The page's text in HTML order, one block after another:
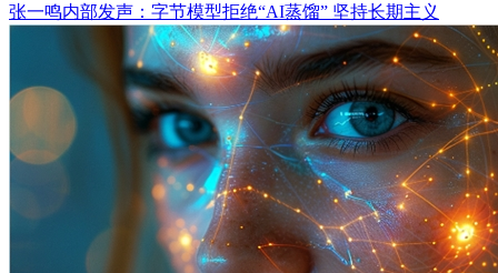
张一鸣内部发声：字节模型拒绝“AI蒸馏” 坚持长期主义